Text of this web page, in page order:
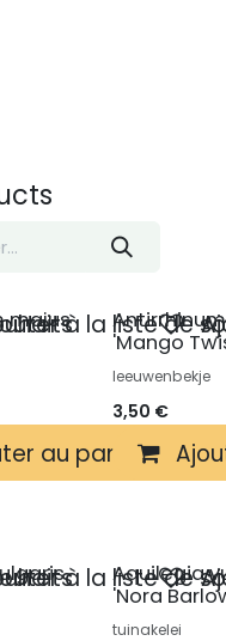
majus
au panier
'Mango
leeuwenbekje
3,50 €
à la liste de
Aquilegia
'Nora
tuinakelei
à la liste de